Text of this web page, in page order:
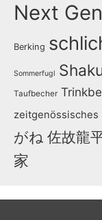
Next
Berking
Sommerfugl
Taufbecher
zeitgenössisches
がね 佐故龍
家